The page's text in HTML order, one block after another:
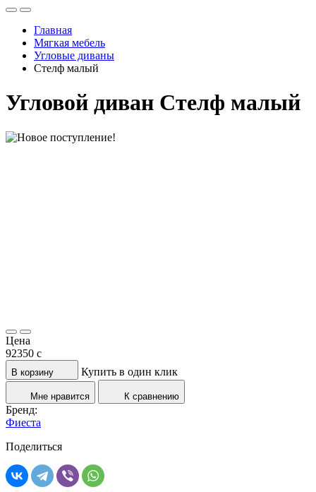
Главная
Мягкая мебель
Угловые диваны
Стелф малый
Угловой диван Стелф малый
Цена
92350 c
В корзину Купить в один клик
Мне нравится К сравнению
Бренд:
Фиеста
Поделиться